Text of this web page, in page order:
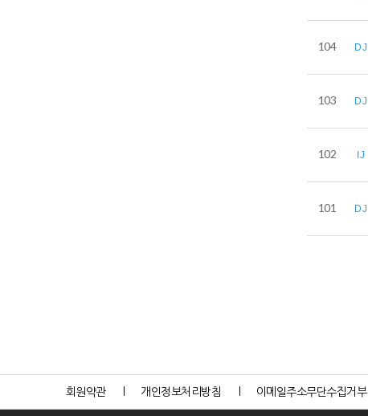
104 DJ
103 DJ
102 IJ
101 DJ
회원약관 개인정보처리방침 이메일주소무단수집거부